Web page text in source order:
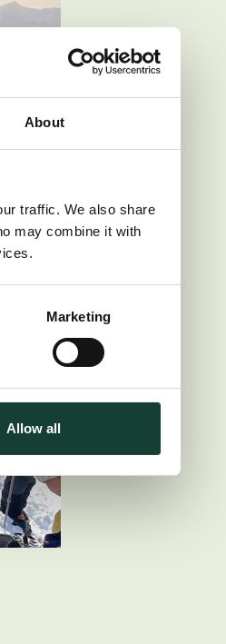
About
traffic. We also share
may combine it with
Marketing
Allow all